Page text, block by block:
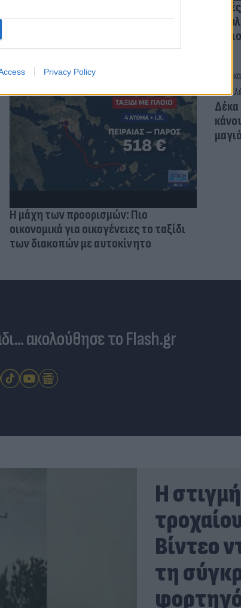
Privacy Policy
Η μάχη των προορισμών: Πιο
οικονομικά για οικογένειες το ταξίδι
των διακοπών με αυτοκίνητο
ακολούθησε το Flash.gr
Η
Βίντεο
τη